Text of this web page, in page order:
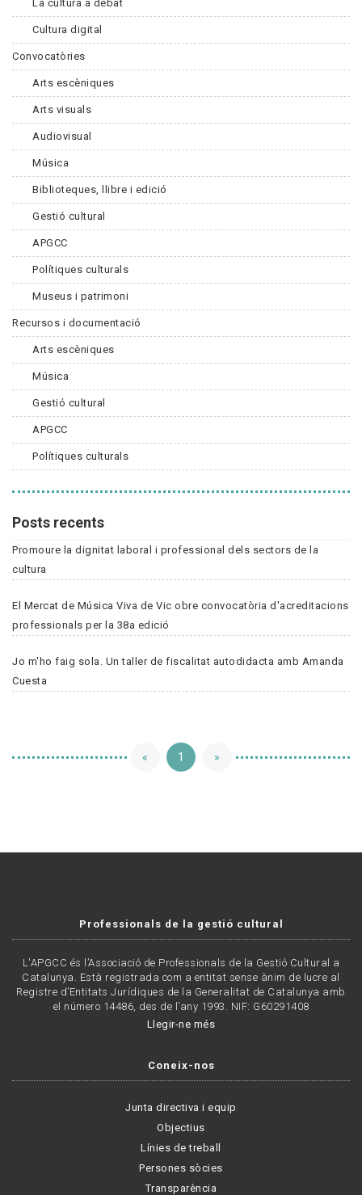
La cultura a debat
Cultura digital
Convocatòries
Arts escèniques
Arts visuals
Audiovisual
Música
Biblioteques, llibre i edició
Gestió cultural
APGCC
Polítiques culturals
Museus i patrimoni
Recursos i documentació
Arts escèniques
Música
Gestió cultural
APGCC
Polítiques culturals
Posts recents
Promoure la dignitat laboral i professional dels sectors de la
cultura
El Mercat de Música Viva de Vic obre convocatòria d'acreditacions
professionals per la 38a edició
Jo m'ho faig sola. Un taller de fiscalitat autodidacta amb Amanda
Cuesta
« 1 »
Professionals de la gestió cultural
L'APGCC és l’Associació de Professionals de la Gestió Cultural a
Catalunya. Està registrada com a entitat sense ànim de lucre al
Registre d’Entitats Jurídiques de la Generalitat de Catalunya amb
el número 14486, des de l’any 1993. NIF: G60291408
Llegir-ne més
Coneix-nos
Junta directiva i equip
Objectius
Línies de treball
Persones sòcies
Transparència